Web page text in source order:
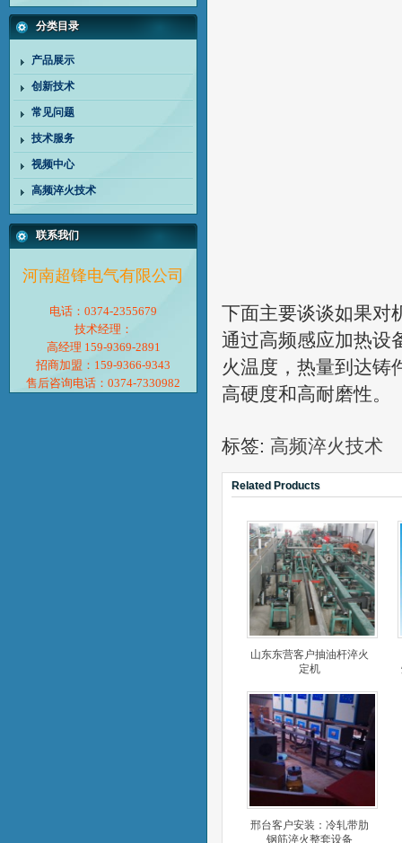
分类目录
产品展示
创新技术
常见问题
技术服务
视频中心
高频淬火技术
联系我们
河南超锋电气有限公司
电话：0374-2355679
技术经理：
高经理 159-9369-2891
招商加盟：159-9366-9343
售后咨询电话：0374-7330982
下面主要谈谈如果对
通过高频感应加热设
火温度，热量到达铸
高硬度和高耐磨性。
标签: 高频淬火技术
Related Products
山东东营客户抽油杆淬火
定机
邢台客户安装：冷轧带肋
钢筋淬火整套设备